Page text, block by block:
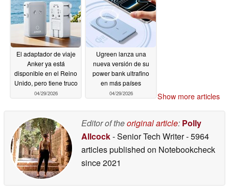
El adaptador de viaje
Anker ya está
disponible en el Reino
Unido, pero tiene truco
04/29/2026
Ugreen lanza una
nueva versión de su
power bank ultrafino
en más países
04/29/2026 Show more articles
Editor of theoriginal article: Polly
Allcock- Senior Tech Writer- 5964
articles published on Notebookcheck
since 2021